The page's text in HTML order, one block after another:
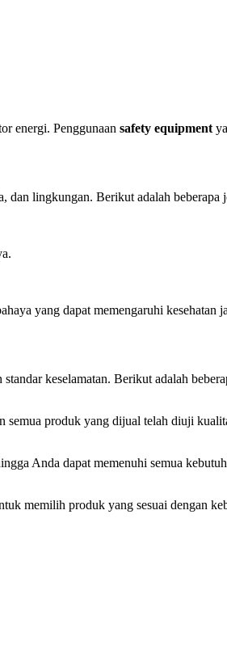
energi. Penggunaan safety equipment
dan lingkungan. Berikut adalah beberapa
yang dapat memengaruhi kesehatan
keselamatan. Berikut adalah
semua produk yang dijual telah diuji
Anda dapat memenuhi semua
memilih produk yang sesuai dengan